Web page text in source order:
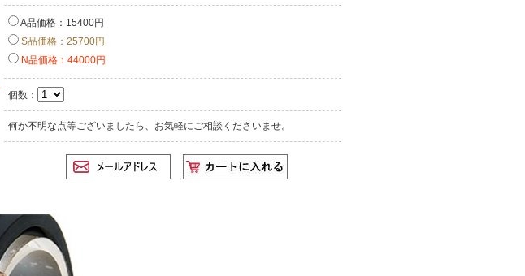
A品価格：15400円
S品価格：25700円
N品価格：44000円
個数：
何か不明な点等ございましたら、お気軽にご相談くださいませ。